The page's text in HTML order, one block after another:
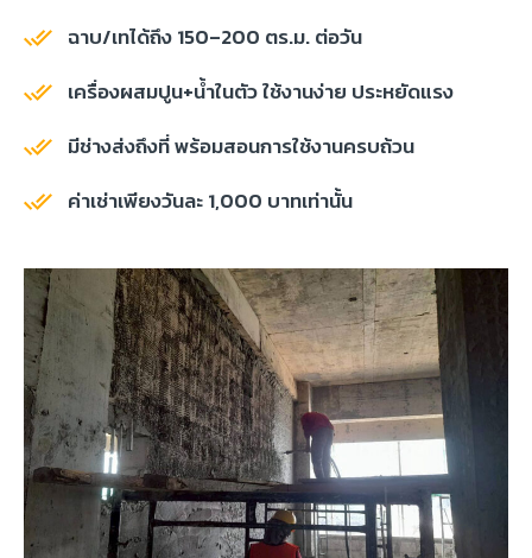
ฉาบ/เทได้ถึง 150–200 ตร.ม. ต่อวัน
เครื่องผสมปูน+น้ำในตัว ใช้งานง่าย ประหยัดแรง
มีช่างส่งถึงที่ พร้อมสอนการใช้งานครบถ้วน
ค่าเช่าเพียงวันละ 1,000 บาทเท่านั้น